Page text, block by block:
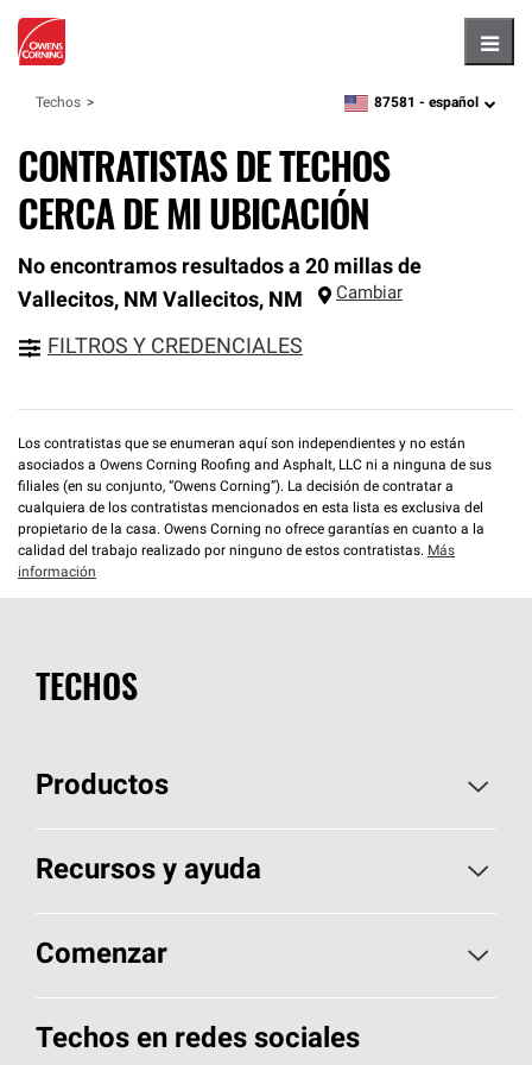
Techos zipcode, language
87581 - español
CONTRATISTAS DE TECHOS
CERCA DE MI UBICACIÓN
No encontramos resultados a 20 millas de
Vallecitos, NM Vallecitos, NM Cambiar
FILTROS Y CREDENCIALES
Los contratistas que se enumeran aquí son independientes y no están
asociados a Owens Corning Roofing and Asphalt, LLC ni a ninguna de sus
filiales (en su conjunto, “Owens Corning”). La decisión de contratar a
cualquiera de los contratistas mencionados en esta lista es exclusiva del
propietario de la casa. Owens Corning no ofrece garantías en cuanto a la
calidad del trabajo realizado por ninguno de estos contratistas. Más
información
TECHOS
Productos
Elija sus tejas
Encuentre un contratista
Componentes para techos
Recursos y ayuda
Aspectos básicos sobre techos
Herramientas de diseño y color
Comenzar
Llame al 1-800-GET-PINK®
Techos en redes sociales